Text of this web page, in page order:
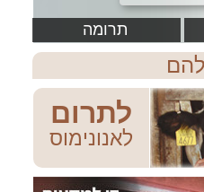
תרומה
להם
לתרום
לאנונימוס